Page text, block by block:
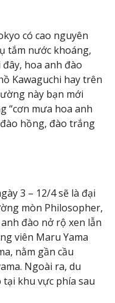
có cao nguyên
tắm nước khoáng,
hoa anh đào
Kawaguchi hay trên
này bạn mới
“cơn mưa hoa anh
hồng, đào trắng
3 – 12/4 sẽ là đại
mòn Philosopher,
đào nở rộ xen lẫn
viên Maru Yama
nằm gần cầu
Ngoài ra, du
khu vực phía sau